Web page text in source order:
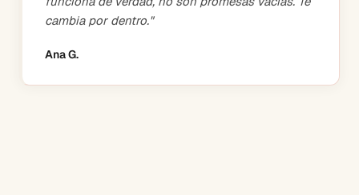
cambia por dentro."
Ana G.